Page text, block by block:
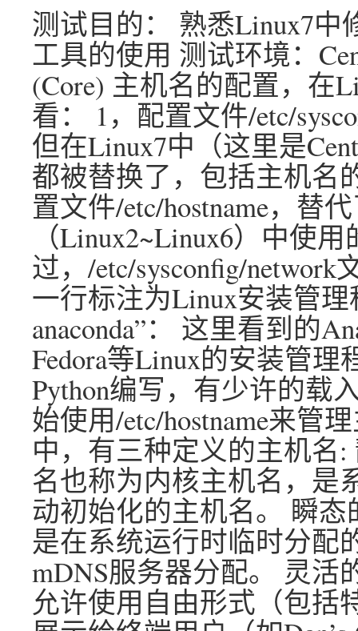
测试目的： 熟悉Linux7中
工具的使用 测试环境：
(Core) 主机名的配置，在
看： 1，配置文件/etc/
但在Linux7中（这里是
都被替换了，包括主机名
置文件/etc/hostname，替
（Linux2~Linux6）中使
过，/etc/sysconfig/
一行标注为Linux安装管理
anaconda”： 这里看到的
Fedora等Linux的安装管
Python编写，有少许的载
始使用/etc/hostname来管
中，有三种定义的主机名:
名也称为内核主机名，是
动初始化的主机名。 瞬态
是在系统运行时临时分配
mDNS服务器分配。 灵活
允许使用自由形式（包括